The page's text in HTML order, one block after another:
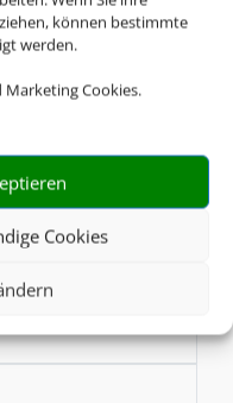
können bestimmte
werden.
Cookies.
Cookies